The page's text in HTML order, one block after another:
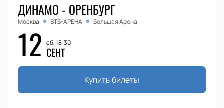
ДИНАМО - ОРЕНБУРГ
Москва ВТБ-АРЕНА Большая Арена
12 сб, 18:30
СЕНТ
Купить билеты